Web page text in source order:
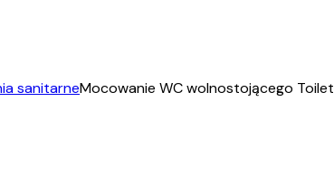
sanitarneMocowanie WC wolnostojącego Toilet